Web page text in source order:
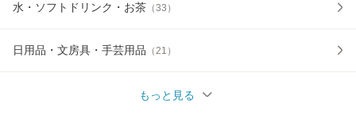
水・ソフトドリンク・お茶 （33 ）
日用品・文房具・手芸用品 （21 ）
もっと見る